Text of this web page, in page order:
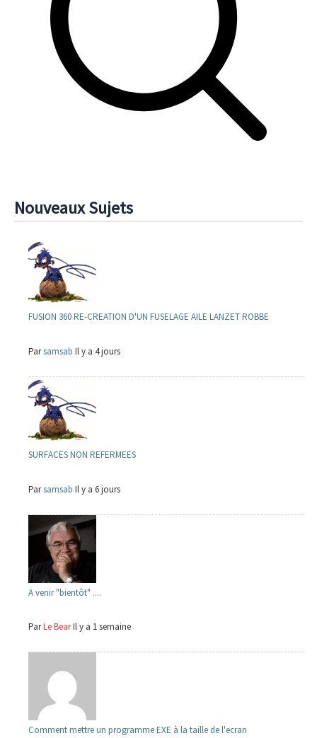
Nouveaux Sujets
FUSION 360 RE-CREATION D'UN FUSELAGE AILE LANZET ROBBE
Parsamsab Il y a 4 jours
SURFACES NON REFERMEES
Parsamsab Il y a 6 jours
A venir "bientôt" ....
ParLe BearIl y a 1 semaine
Comment mettre un programme EXE à la taille de l'ecran